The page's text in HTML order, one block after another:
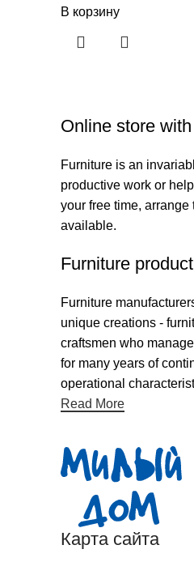
В корзину
Online store
Furniture is an
productive work or
your free time,
available.
Furniture
Furniture
unique creations -
craftsmen who
for many years of
operational
Read More
Карта сайта